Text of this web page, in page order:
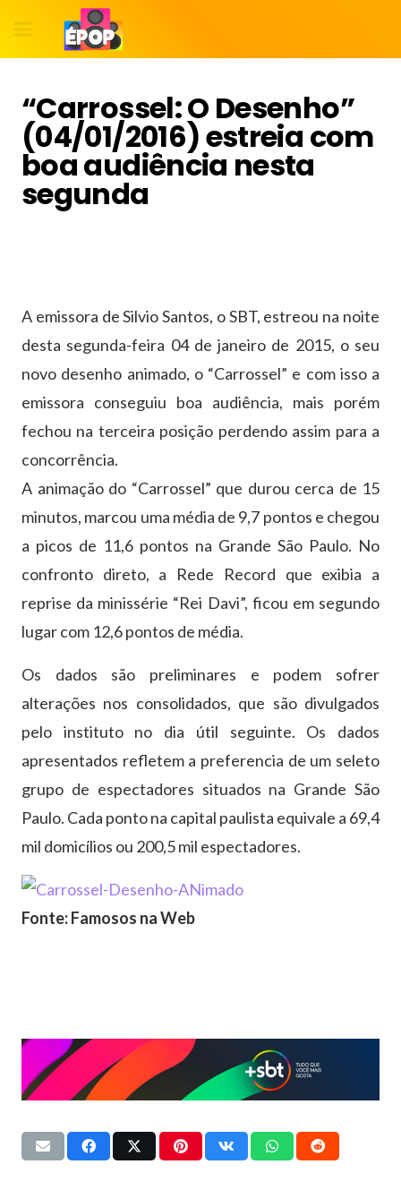
“Carrossel: O Desenho”
(04/01/2016) estreia com
boa audiência nesta
segunda
A emissora de Silvio Santos, o SBT, estreou na noite
desta segunda-feira 04 de janeiro de 2015, o seu
novo desenho animado, o “Carrossel” e com isso a
emissora conseguiu boa audiência, mais porém
fechou na terceira posição perdendo assim para a
concorrência.
A animação do “Carrossel” que durou cerca de 15
minutos, marcou uma média de 9,7 pontos e chegou
a picos de 11,6 pontos na Grande São Paulo. No
confronto direto, a Rede Record que exibia a
reprise da minissérie “Rei Davi”, ficou em segundo
lugar com 12,6 pontos de média.
Os dados são preliminares e podem sofrer
alterações nos consolidados, que são divulgados
pelo instituto no dia útil seguinte. Os dados
apresentados refletem a preferencia de um seleto
grupo de espectadores situados na Grande São
Paulo. Cada ponto na capital paulista equivale a 69,4
mil domicílios ou 200,5 mil espectadores.
Fonte: Famosos na Web